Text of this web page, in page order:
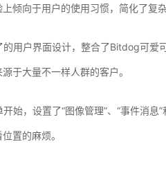
倾向于用户的使用习惯，简化了复
用户界面设计，整合了Bitdog可
于大量不一样人群的客户。
始，设置了“图像管理”、“事件消
置的麻烦。